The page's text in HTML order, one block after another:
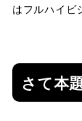
はフルハイビ
さて本